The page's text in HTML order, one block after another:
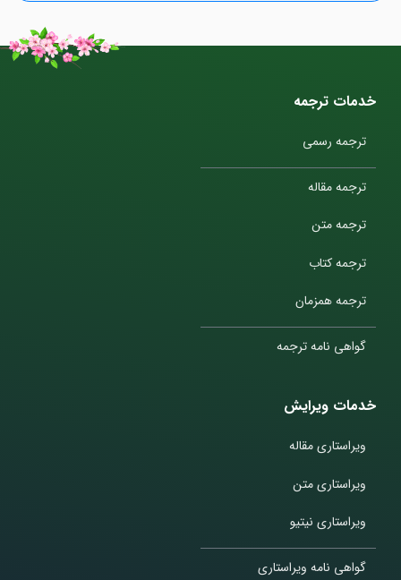
خدمات ترجمه
ترجمه رسمی
ترجمه مقاله
ترجمه متن
ترجمه کتاب
ترجمه همزمان
گواهی نامه ترجمه
خدمات ویرایش
ویراستاری مقاله
ویراستاری متن
ویراستاری نیتیو
گواهی نامه ویراستاری